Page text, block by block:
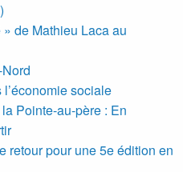
» de Mathieu Laca au
sociale
Pointe-au-père : En
retour pour une 5e édition en